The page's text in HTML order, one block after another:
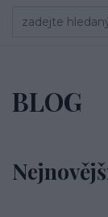
BLOG